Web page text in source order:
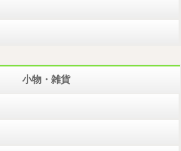
小物・雑貨